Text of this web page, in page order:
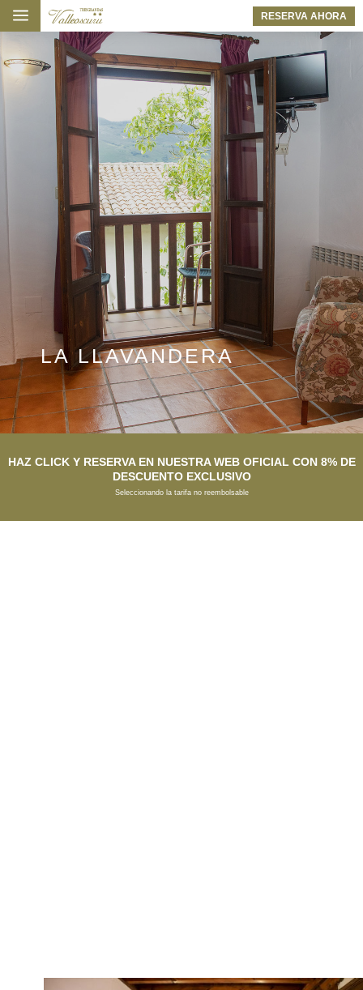
a RESERVA AHORA
LA LLAVANDERA
HAZ CLICK Y RESERVA EN NUESTRA WEB OFICIAL CON 8% DE
DESCUENTO EXCLUSIVO
Seleccionando la tarifa no reembolsable